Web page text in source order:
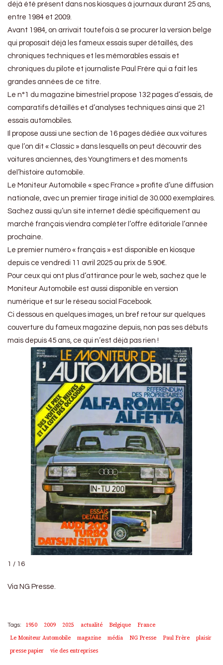
déjà été présent dans nos kiosques à journaux durant 25 ans,
entre 1984 et 2009.
Avant 1984, on arrivait toutefois à se procurer la version belge
qui proposait déjà les fameux essais super détaillés, des
chroniques techniques et les mémorables essais et
chroniques du pilote et journaliste Paul Frère qui a fait les
grandes années de ce titre.
Le n°1 du magazine bimestriel propose 132 pages d’essais, de
comparatifs détaillés et d’analyses techniques ainsi que 21
essais automobiles.
Il propose aussi une section de 16 pages dédiée aux voitures
que l’on dit « Classic » dans lesquells on peut découvrir des
voitures anciennes, des Youngtimers et des moments
del’histoire automobile.
Le Moniteur Automobile « spec France » profite d’une diffusion
nationale, avec un premier tirage initial de 30.000 exemplaires.
Sachez aussi qu’un site internet dédié spécifiquement au
marché français viendra compléter l’offre éditoriale l’année
prochaine.
Le premier numéro « français » est disponible en kiosque
depuis ce vendredi 11 avril 2025 au prix de 5.90€.
Pour ceux qui ont plus d’attirance pour le web, sachez que le
Moniteur Automobile est aussi disponible en version
numérique et sur le réseau social Facebook.
Ci dessous en quelques images, un bref retour sur quelques
couverture du fameux magazine depuis, non pas ses débuts
mais depuis 45 ans, ce qui n’est déjà pas rien !
1 / 16
Via NG Presse.
Tags: 1950 2009 2025 actualité Belgique
France
Le Moniteur Automobile
magazine média NG Presse Paul Frère
plaisir
presse papier
vie des entreprises